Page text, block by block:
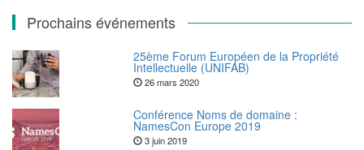
Prochains événements
25ème Forum Européen de la Propriété
Intellectuelle (UNIFAB)
26 mars 2020
Conférence Noms de domaine :
NamesCon Europe 2019
3 juin 2019